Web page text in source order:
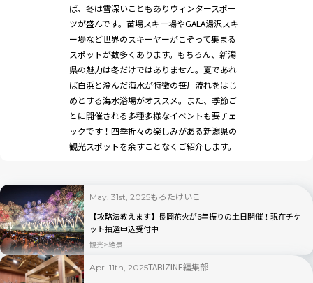
ば、冬は雪深いこともありウィンタースポー
ツが盛んです。苗場スキー場やGALA湯沢スキ
ー場など世界のスキーヤーがこぞって集まる
スポットが数多くあります。もちろん、新潟
県の魅力は冬だけではありません。夏であれ
ば白浜と澄んだ海水が特徴の笹川流れをはじ
めとする海水浴場がオススメ。また、季節ご
とに開催される多種多様なイベントも要チェ
ックです！四季折々の楽しみがある新潟県の
観光スポットを余すことなくご紹介します。
May. 31st, 2025もろたけいこ
【攻略法教えます】長岡花火が6年振りの土日開催！現在チケ
ット抽選申込受付中
観光 絶景
Apr. 11th, 2025TABIZINE編集部